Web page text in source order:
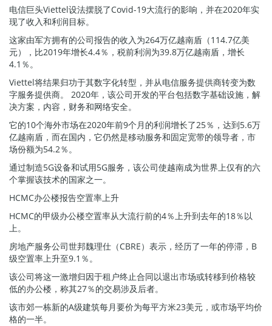
电信巨头Viettel设法摆脱了Covid-19大流行的影响，并在2020年实
现了收入和利润目标。
这家由军方拥有的公司报告的收入为264万亿越南盾（114.7亿美
元），比2019年增长4.4％，税前利润为39.8万亿越南盾，增长
4.1％。
Viettel将结果归功于其数字化转型，并从电信服务提供商转变为数
字服务提供商。 2020年，该公司开发的平台包括数字基础设施，解
决方案，内容，财务和网络安全。
它的10个海外市场在2020年前9个月的利润增长了25％，达到5.6万
亿越南盾，而在国内，它仍然是移动服务和固定宽带的领导者，市
场份额为54.2％。
通过制造5G设备和试用5G服务，该公司使越南成为世界上仅有的六
个掌握该技术的国家之一。
HCMC办公楼报告空置率上升
HCMC的甲级办公楼空置率从大流行前的4％上升到去年的18％以
上。
房地产服务公司世邦魏理仕（CBRE）表示，经历了一年的停滞，B
级空置率上升至9.1％。
该公司将这一激增归因于租户终止合同以退出市场或转移到价格较
低的办公楼，称其27％的交易涉及后者。
该市郊一栋新的A级建筑每月要价为每平方米23美元，或市场平均价
格的一半。